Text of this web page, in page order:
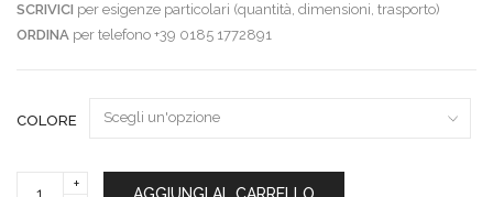
SCRIVICI per esigenze particolari (quantità, dimensioni, trasporto)
ORDINA per telefono +39 0185 1772891
COLORE